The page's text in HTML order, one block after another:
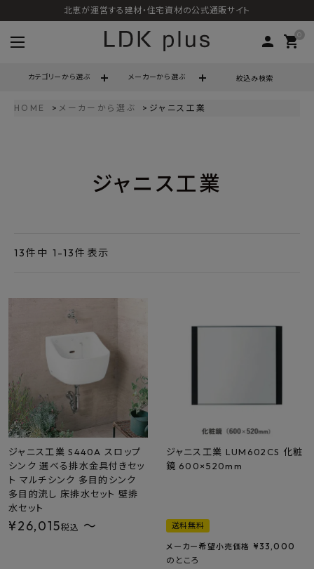
北恵が運営する建材・住宅資材の公式通販サイト
person 0
shopping_cart
カテゴリーから選ぶ メーカーから選ぶ 絞込み検索
06-6121-9302
ようこそ ゲスト 様
最近チェックした商品
FAX注文はこちらから
カテゴリーから選ぶ
メーカーから選ぶ
ご利用ガイド
よくあるご質問
HOME メーカーから選ぶ ジャニス工業
ジャニス工業
13件中 1 -13件表示
ジャニス工業 S440A スロップ
シンク 選べる排水金具付きセッ
ト マルチシンク 多目的シンク
多目的流し 床排水セット 壁排
水セット
¥26,015税込 〜
ジャニス工業 LUM602CS 化粧
鏡 600×520mm
送料無料
メーカー希望小売価格 ¥ 33,000
のところ